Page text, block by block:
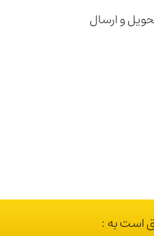
و ارسال
است به :